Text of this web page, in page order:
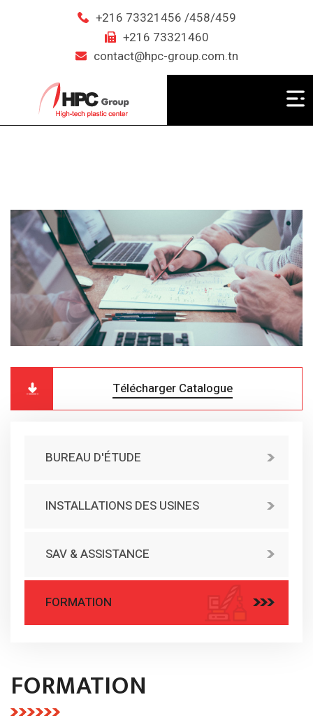
+216 73321456 /458/459
+216 73321460
contact@hpc-group.com.tn
Télécharger Catalogue
BUREAU D'ÉTUDE
INSTALLATIONS DES USINES
SAV & ASSISTANCE
FORMATION
FORMATION